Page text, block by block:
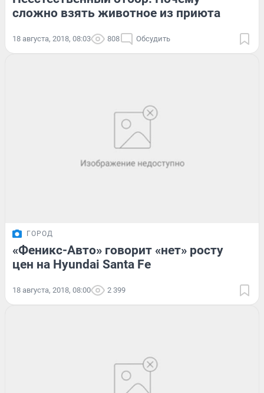
сложно взять животное из приюта
18 августа, 2018, 08:03 808 Обсудить
ГОРОД
«Феникс-Авто» говорит «нет» росту
цен на Hyundai Santa Fe
18 августа, 2018, 08:00 2 399